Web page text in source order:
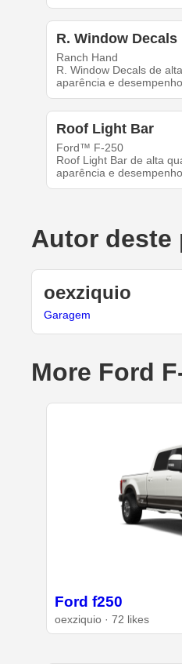
R. Window Decals
Ranch Hand
R. Window Decals de
aparência e
Roof Light Bar
Ford™ F-250
Roof Light Bar de alta
aparência e
Autor deste
oexziquio
Garagem
More Ford
Ford f250
oexziquio · 72 likes